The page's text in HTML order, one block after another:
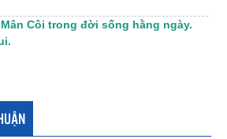
Côi trong đời sống hằng ngày.